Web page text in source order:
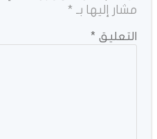
مشار إليها بـ *
التعليق *